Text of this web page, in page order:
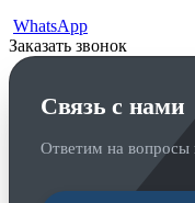
WhatsApp
Заказать звонок
Связь с нами
Ответим на вопросы